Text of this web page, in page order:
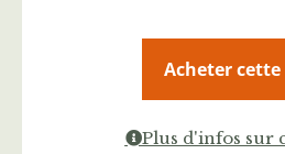
Acheter
Plus d'infos sur